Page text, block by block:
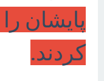
پایشان
کردند.